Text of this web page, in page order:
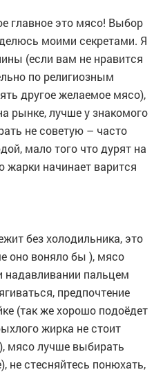
главное это мясо! Выбор
моими секретами. Я
(если вам не нравится
по религиозным
другое желаемое мясо),
рынке, лучше у знакомого
не советую – часто
мало того что дурят на
жарки начинает варится
без холодильника, это
оно воняло бы ), мясо
пальцем
предпочтение
(так же хорошо подоёдет
жирка не стоит
мясо лучше выбирать
не стесняйтесь понюхать,